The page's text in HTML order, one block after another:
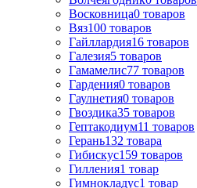
Восковница0 товаров
Вяз100 товаров
Гайллардия16 товаров
Галезия5 товаров
Гамамелис77 товаров
Гардения0 товаров
Гаулнетия0 товаров
Гвоздика35 товаров
Гептакодиум11 товаров
Герань132 товара
Гибискус159 товаров
Гилления1 товар
Гимнокладус1 товар